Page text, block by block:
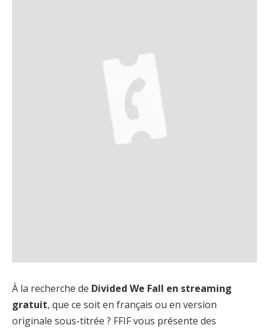
À la recherche de Divided We Fall en streaming
gratuit, que ce soit en français ou en version
originale sous-titrée ? FFIF vous présente des